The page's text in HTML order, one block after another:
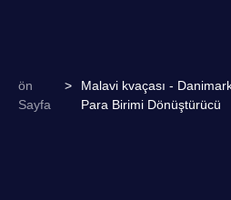
ön
Sayfa
>
Malavi kvaçası -
Para Birimi Dönüştürücü